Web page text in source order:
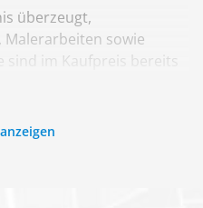
überzeugt,
Malerarbeiten sowie
sind im Kaufpreis bereits